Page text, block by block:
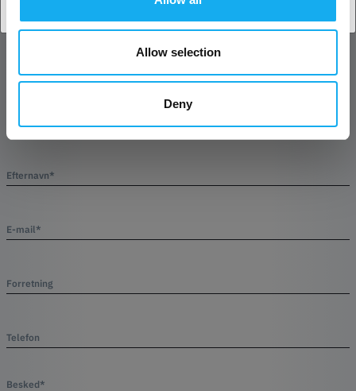
Allow selection
Deny
Artikel
Efternavn*
E-mail*
Forretning
Telefon
Besked*